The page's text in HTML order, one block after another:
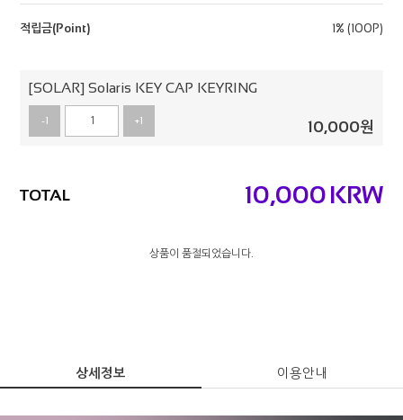
적립금(Point) 1% (100P)
[SOLAR] Solaris KEY CAP KEYRING
+1
-1 10,000원
TOTAL 10,000 KRW
상품이 품절되었습니다.
상세정보 이용안내